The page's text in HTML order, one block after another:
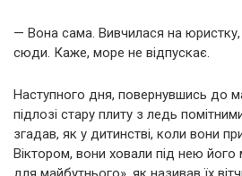
— Вона сама. Вивчилася на юристку,
сюди. Каже, море не відпускає.
Наступного дня, повернувшись до
підлозі стару плиту з ледь
згадав, як у дитинстві, коли вони
Віктором, вони ховали під нею